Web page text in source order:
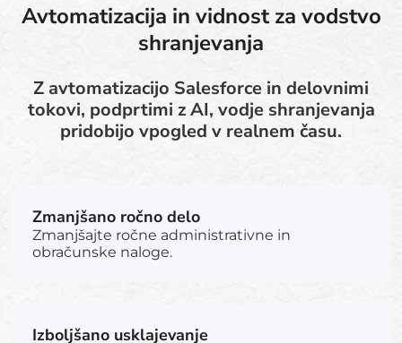
Avtomatizacija in vidnost za vodstvo
shranjevanja
Z avtomatizacijo Salesforce in delovnimi
tokovi, podprtimi z AI, vodje shranjevanja
pridobijo vpogled v realnem času.
Zmanjšano ročno delo
Zmanjšajte ročne administrativne in
obračunske naloge.
Izboljšano usklajevanje